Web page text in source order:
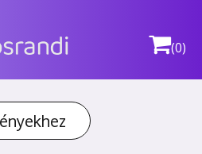
(0)